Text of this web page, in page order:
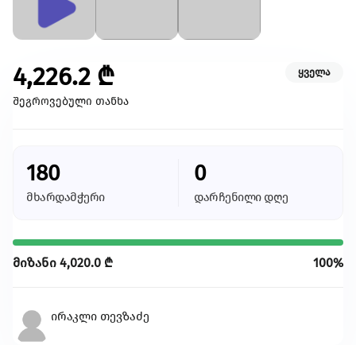
შექმენი კულტურულ სივრცეები, განავითარე
კრეატიულობა შენს თემში
გაეცი მეტი
თქვენი მხარდაჭერით შევძლებთ მეტი
4,226.2 ₾
შეგროვებული თანხა
ყველა
180
მხარდამჭერი
0
დარჩენილი დღე
მიზანი 4,020.0 ₾ 100%
ირაკლი თევზაძე